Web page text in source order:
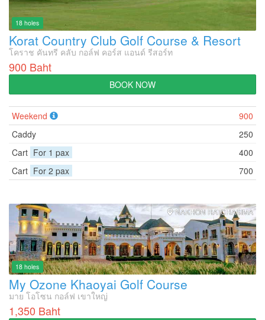
18 holes
Korat Country Club Golf Course & Resort
โคราช คันทรี คลับ กอล์ฟ คอร์ส แอนด์ รีสอร์ท
900 Baht
BOOK NOW
Weekend
900
Caddy
250
Cart For 1 pax
400
Cart For 2 pax 700
NAKHON RATCHASIMA
18 holes
My Ozone Khaoyai Golf Course
มาย โอโซน กอล์ฟ เขาใหญ่
1,350 Baht